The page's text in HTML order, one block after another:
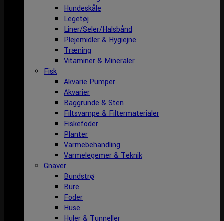
Hundeskåle
Legetøj
Liner/Seler/Halsbånd
Plejemidler & Hygiejne
Træning
Vitaminer & Mineraler
Fisk
Akvarie Pumper
Akvarier
Baggrunde & Sten
Filtsvampe & Filtermaterialer
Fiskefoder
Planter
Varmebehandling
Varmelegemer & Teknik
Gnaver
Bundstrø
Bure
Foder
Huse
Huler & Tunneller